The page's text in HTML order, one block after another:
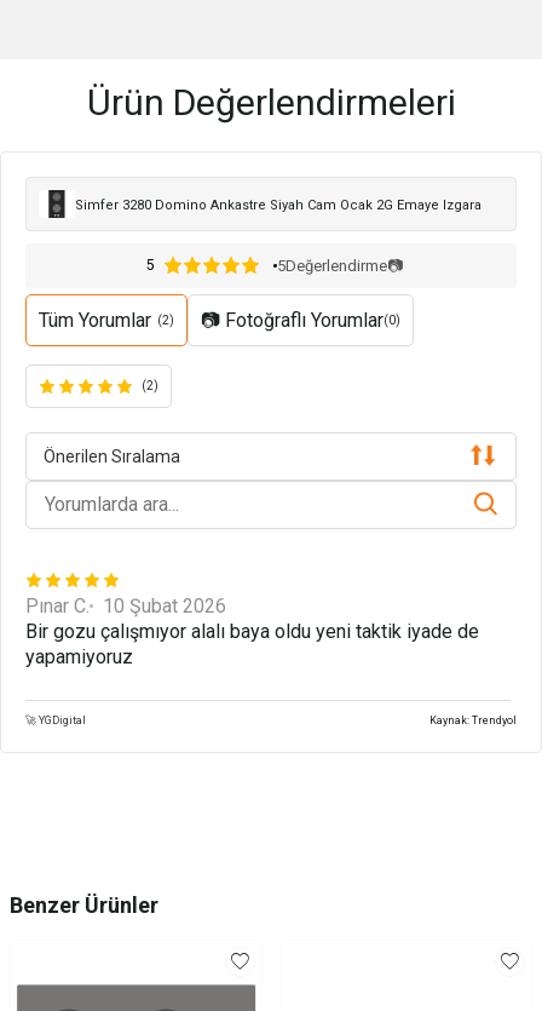
Ürün Değerlendirmeleri
Simfer 3280 Domino Ankastre Siyah Cam Ocak 2G Emaye Izgara
5 5Değerlendirme📷
Tüm Yorumlar (2) 📷 Fotoğraflı Yorumlar(0)
(2)
Önerilen Sıralama
Pınar C.
10 Şubat 2026
Bir gozu çalışmıyor alalı baya oldu yeni taktik iyade de
yapamiyoruz
🚀 YGDigital Kaynak: Trendyol
Benzer Ürünler